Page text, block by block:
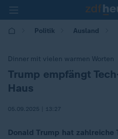
Politik Ausland
Dinner mit vielen warmen Worten
:
Trump empfängt
Haus
05.09.2025 | 13:27
Donald Trump hat zahlreiche